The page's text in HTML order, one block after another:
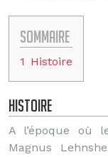
Sommaire
1 Histoire
Histoire
A l’époque où
Magnus